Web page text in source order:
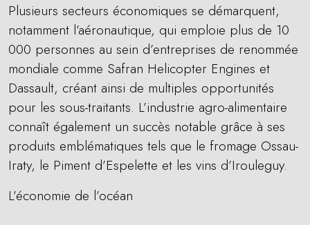
Plusieurs secteurs économiques se démarquent,
notamment l’aéronautique, qui emploie plus de 10
000 personnes au sein d’entreprises de renommée
mondiale comme Safran Helicopter Engines et
Dassault, créant ainsi de multiples opportunités
pour les sous-traitants. L’industrie agro-alimentaire
connaît également un succès notable grâce à ses
produits emblématiques tels que le fromage Ossau-
Iraty, le Piment d’Espelette et les vins d’Irouleguy.
L’économie de l’océan